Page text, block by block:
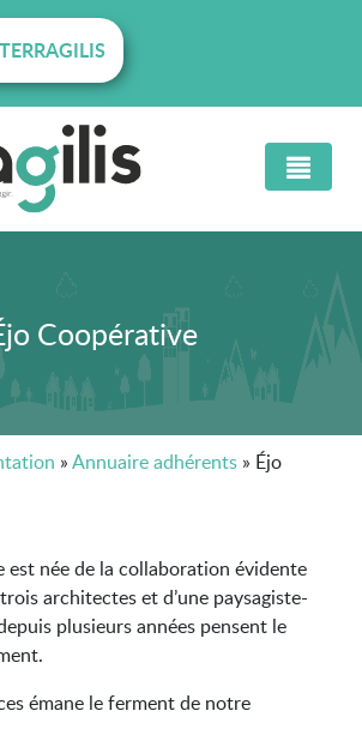
Coopérative
»Annuaire adhérents » Éjo
est née de la collaboration évidente
architectes et d’une paysagiste-
plusieurs années pensent le
émane le ferment de notre